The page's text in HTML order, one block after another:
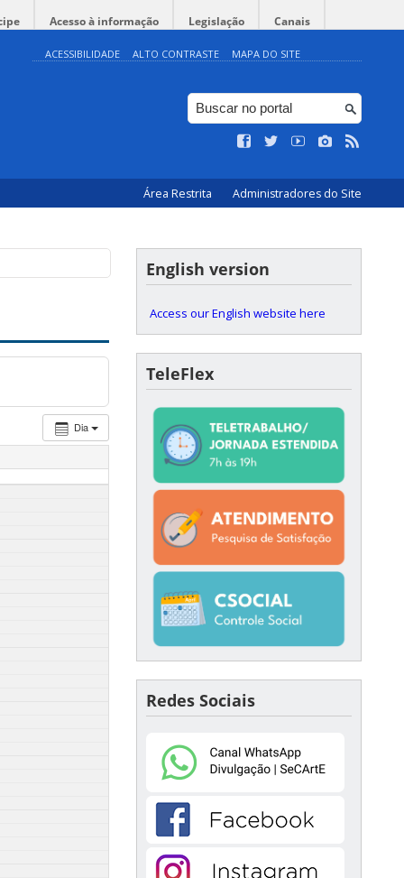
Acesso à informação Legislação Canais
ACESSIBILIDADE ALTO CONTRASTE MAPA DO SITE
Área Restrita Administradores do Site
Dia
English version
Access our English website here
TeleFlex
Redes Sociais